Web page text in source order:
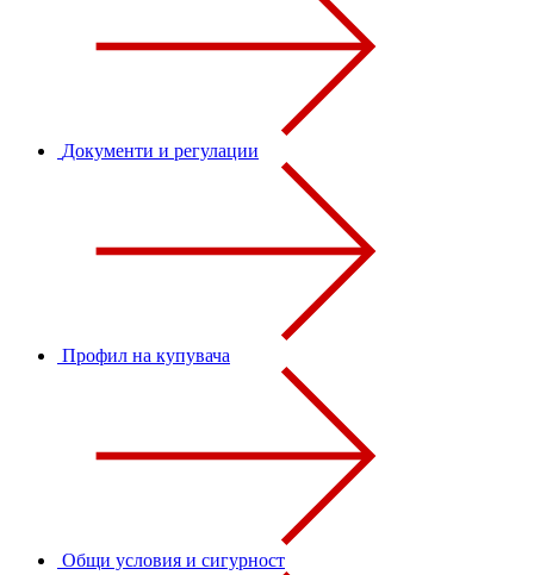
Документи и регулации
Профил на купувача
Общи условия и сигурност